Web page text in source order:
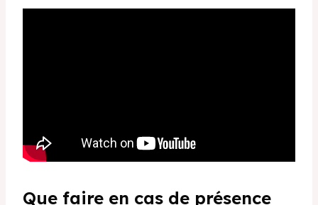
Que faire en cas de présence